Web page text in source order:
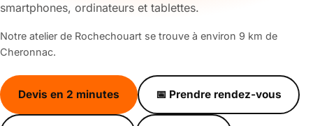
smartphones, ordinateurs et tablettes.
Notre atelier de Rochechouart se trouve à environ 9 km de
Cheronnac.
Devis en 2 minutes 📅 Prendre rendez-vous